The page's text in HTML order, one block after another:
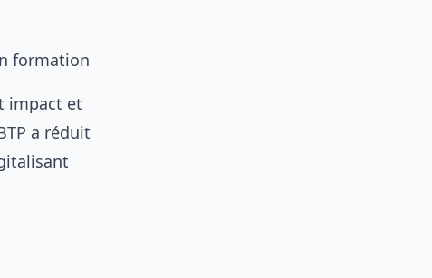
formation
impact et
a réduit